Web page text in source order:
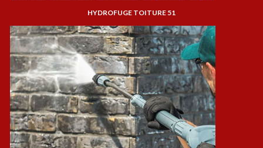
HYDROFUGE TOITURE 51